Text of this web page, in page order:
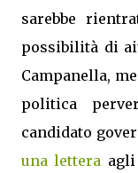
sarebbe
possibilità di
Campanella,
politica
candidato
una lettera